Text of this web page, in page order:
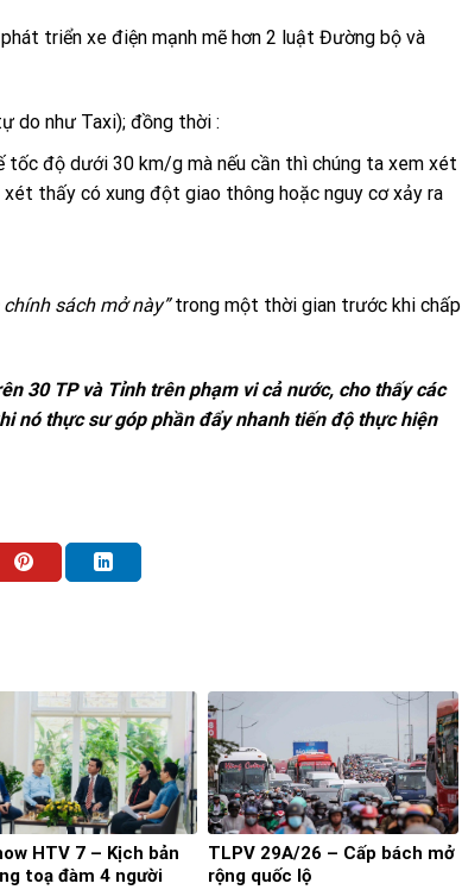
triển xe điện mạnh mẽ hơn 2 luật Đường bộ và
do như Taxi); đồng thời :
độ dưới 30 km/g mà nếu cần thì chúng ta xem xét
thấy có xung đột giao thông hoặc nguy cơ xảy ra
sách mở này”trong một thời gian trước khi chấp
30 TP và Tỉnh trên phạm vi cả nước, cho thấy các
nó thực sư góp phần đẩy nhanh tiến độ thực hiện
HTV 7 – Kịch bản
toạ đàm 4 người
TLPV 29A/26 – Cấp bách mở
rộng quốc lộ